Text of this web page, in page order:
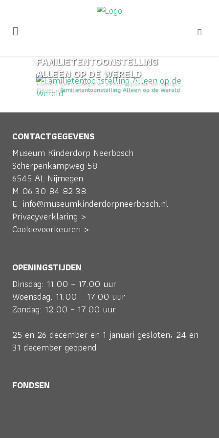
FAMILIETENTOONSTELLING
ALLEEN OP DE WERELD
Home>Geen categorie>Foto-expositie van Marijn
Fidder>Familietentoonstelling Alleen op de Wereld
CONTACTGEGEVENS
Museum Kinderdorp Neerbosch
Scherpenkampweg 58
6545 AL Nijmegen
M 06 30 84 82 38
E info@museumkinderdorpneerbosch.nl
Privacyverklaring >
Cookievoorkeuren >
OPENINGSTIJDEN
Dinsdag: 11.00 – 17.00 uur
Woensdag: 11.00 – 17.00 uur
Zondag: 12.00 – 17.00 uur
25 en 26 december en 1 januari gesloten; 24 en
31 december geopend
FONDSEN